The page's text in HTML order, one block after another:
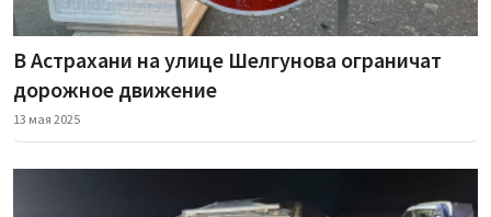
В Астрахани на улице Шелгунова ограничат
дорожное движение
13 мая 2025